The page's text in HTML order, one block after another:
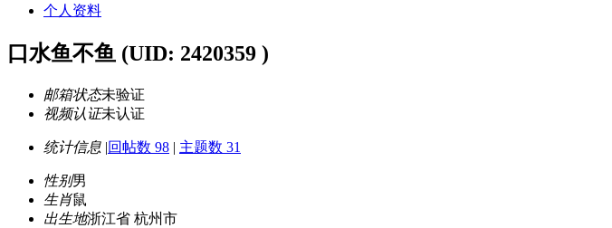
个人资料
口水鱼不鱼 (UID: 2420359 )
邮箱状态未验证
视频认证未认证
统计信息 |回帖数 98 | 主题数 31
性别男
生肖鼠
出生地浙江省 杭州市